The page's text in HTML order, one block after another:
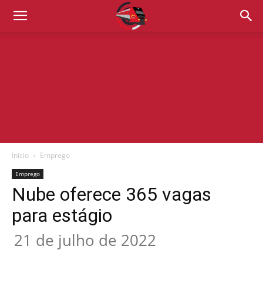
Início Emprego
Emprego
Nube oferece 365 vagas
para estágio
21 de julho de 2022